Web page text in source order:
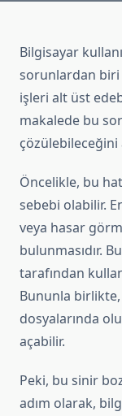
Bilgisayar
sorunlardan biri
işleri alt üst
makalede bu
çözülebileceğini
Öncelikle, bu
sebebi olabilir.
veya hasar
bulunmasıdır.
tarafından
Bununla birlikte,
dosyalarında
açabilir.
Peki, bu sinir
adım olarak,